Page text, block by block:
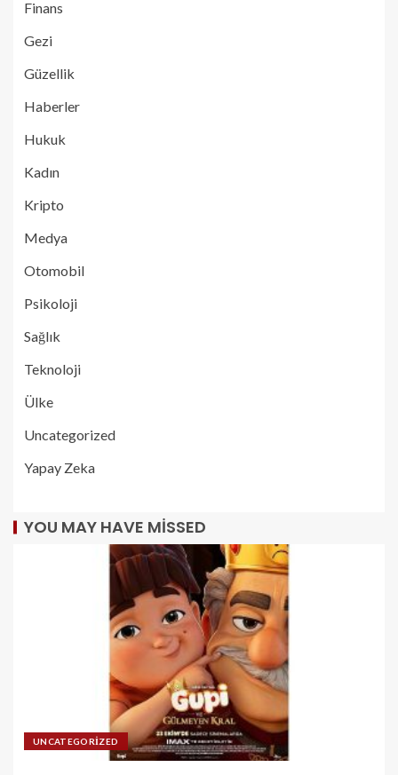
Finans
Gezi
Güzellik
Haberler
Hukuk
Kadın
Kripto
Medya
Otomobil
Psikoloji
Sağlık
Teknoloji
Ülke
Uncategorized
Yapay Zeka
YOU MAY HAVE MISSED
UNCATEGORIZED